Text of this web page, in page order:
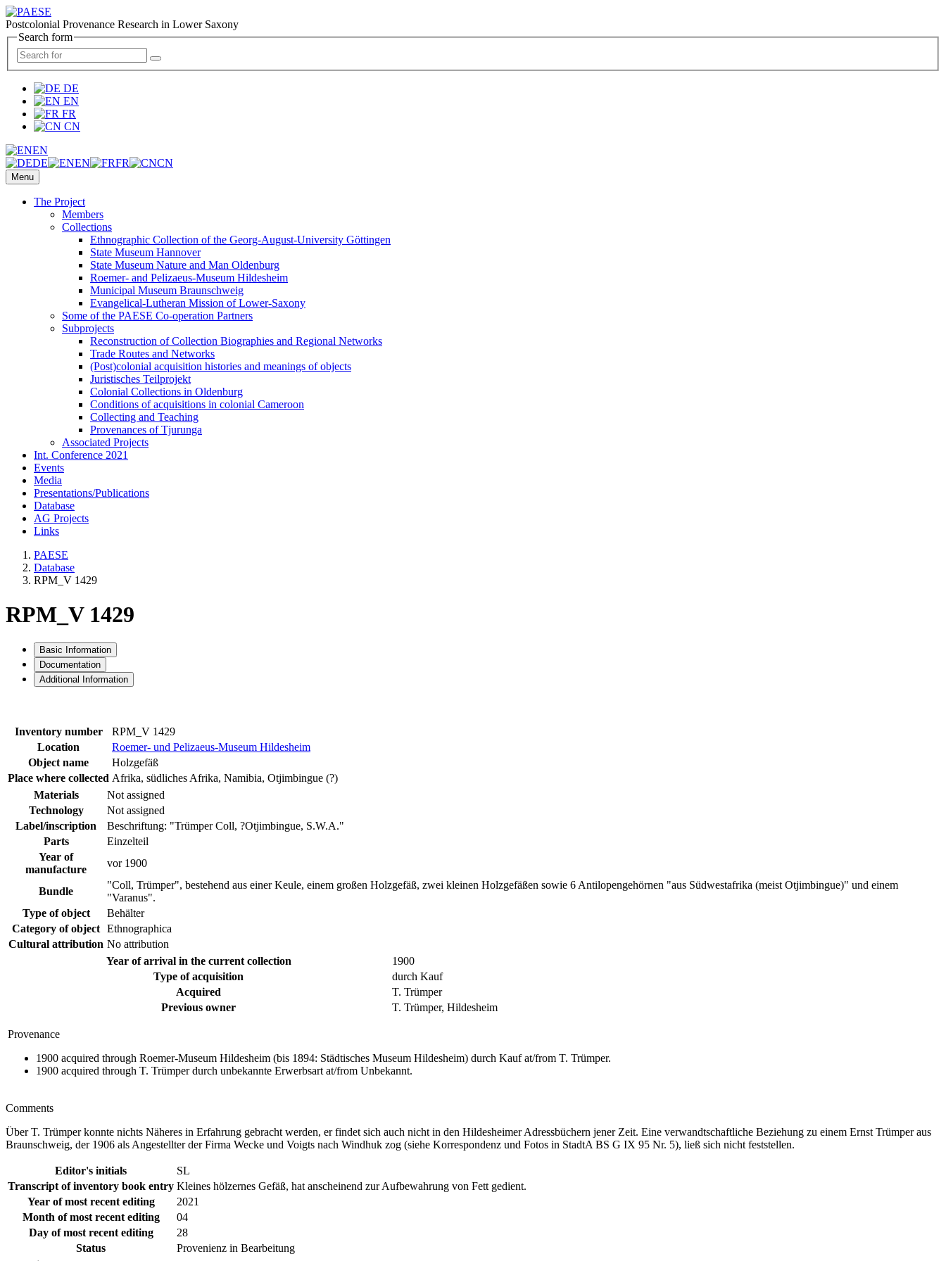
Postcolonial Provenance Research in Lower Saxony
Search form
DE
EN
FR
CN
EN
DE
EN FR CN
Menu
The Project
Members
Collections
Ethnographic Collection of the Georg-August-University Göttingen
State Museum Hannover
State Museum Nature and Man Oldenburg
Roemer- and Pelizaeus-Museum Hildesheim
Municipal Museum Braunschweig
Evangelical-Lutheran Mission of Lower-Saxony
Some of the PAESE Co-operation Partners
Subprojects
Reconstruction of Collection Biographies and Regional Networks
Trade Routes and Networks
(Post)colonial acquisition histories and meanings of objects
Juristisches Teilprojekt
Colonial Collections in Oldenburg
Conditions of acquisitions in colonial Cameroon
Collecting and Teaching
Provenances of Tjurunga
Associated Projects
Int. Conference 2021
Events
Media
Presentations/Publications
Database
AG Projects
Links
PAESE
Database
RPM_V 1429
RPM_V 1429
Basic Information
Documentation
Additional Information
Inventory number
RPM_V 1429
Location
Roemer- und Pelizaeus-Museum Hildesheim
Object name
Holzgefäß
Place where collected Afrika, südliches Afrika, Namibia, Otjimbingue (?)
Materials
Not assigned
Technology
Not assigned
Label/inscription
Beschriftung: "Trümper Coll, ?Otjimbingue, S.W.A."
Parts
Einzelteil
Year of
manufacture
vor 1900
Bundle
"Coll, Trümper", bestehend aus einer Keule, einem großen Holzgefäß, zwei kleinen Holzgefäßen sowie 6 Antilopengehörnen "aus Südwestafrika (meist Otjimbingue)" und einem
"Varanus".
Type of object
Behälter
Category of object Ethnographica
Cultural attribution No attribution
Year of arrival in the current collection
1900
Type of acquisition
durch Kauf
Acquired
T. Trümper
Previous owner
T. Trümper, Hildesheim
Provenance
1900 acquired through Roemer-Museum Hildesheim (bis 1894: Städtisches Museum Hildesheim) durch Kauf at/from T. Trümper.
1900 acquired through T. Trümper durch unbekannte Erwerbsart at/from Unbekannt.
Comments
Über T. Trümper konnte nichts Näheres in Erfahrung gebracht werden, er findet sich auch nicht in den Hildesheimer Adressbüchern jener Zeit. Eine verwandtschaftliche Beziehung zu einem Ernst Trümper aus
Braunschweig, der 1906 als Angestellter der Firma Wecke und Voigts nach Windhuk zog (siehe Korrespondenz und Fotos in StadtA BS G IX 95 Nr. 5), ließ sich nicht feststellen.
Editor's initials
SL
Transcript of inventory book entry Kleines hölzernes Gefäß, hat anscheinend zur Aufbewahrung von Fett gedient.
Year of most recent editing
2021
Month of most recent editing
04
Day of most recent editing
28
Status
Provenienz in Bearbeitung